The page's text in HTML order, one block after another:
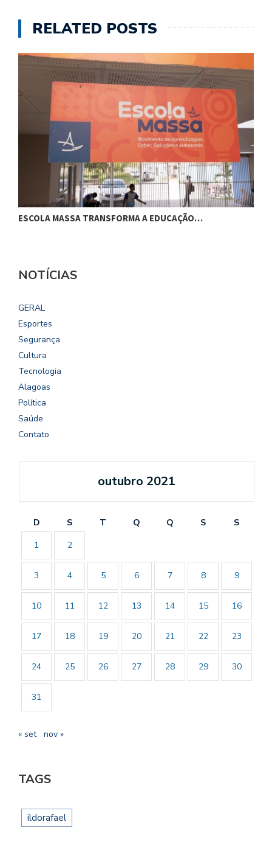
RELATED POSTS
ESCOLA MASSA TRANSFORMA A EDUCAÇÃO…
NOTÍCIAS
GERAL
Esportes
Segurança
Cultura
Tecnologia
Alagoas
Política
Saúde
Contato
outubro 2021
D S T Q Q S
S
1
2
3 4 5 6 7 8 9
10 11 12 13 14 15 16
17 18 19 20 21 22 23
24 25 26 27 28 29 30
31
« set nov »
TAGS
ildorafael